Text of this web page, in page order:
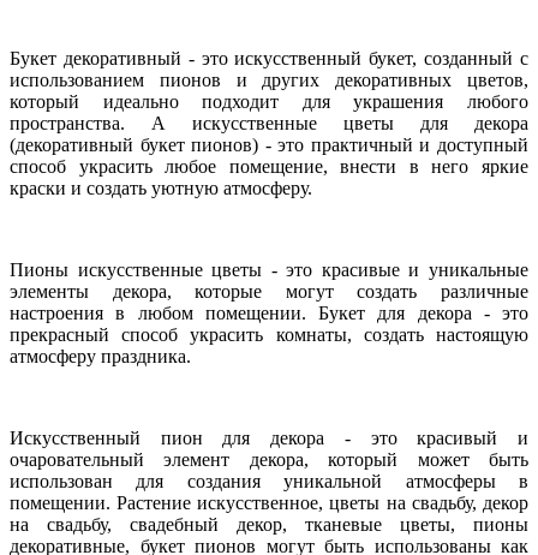
Букет декоративный - это искусственный букет, созданный с
использованием пионов и других декоративных цветов,
который идеально подходит для украшения любого
пространства. А искусственные цветы для декора
(декоративный букет пионов) - это практичный и доступный
способ украсить любое помещение, внести в него яркие
краски и создать уютную атмосферу.
Пионы искусственные цветы - это красивые и уникальные
элементы декора, которые могут создать различные
настроения в любом помещении. Букет для декора - это
прекрасный способ украсить комнаты, создать настоящую
атмосферу праздника.
Искусственный пион для декора - это красивый и
очаровательный элемент декора, который может быть
использован для создания уникальной атмосферы в
помещении. Растение искусственное, цветы на свадьбу, декор
на свадьбу, свадебный декор, тканевые цветы, пионы
декоративные, букет пионов могут быть использованы как